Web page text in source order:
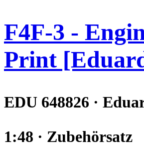
F4F-3 -
Print
EDU 648826 ·
1:48 · Zubehörsatz